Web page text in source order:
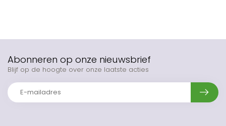
Abonneren op onze nieuwsbrief
Blijf op de hoogte over onze laatste acties